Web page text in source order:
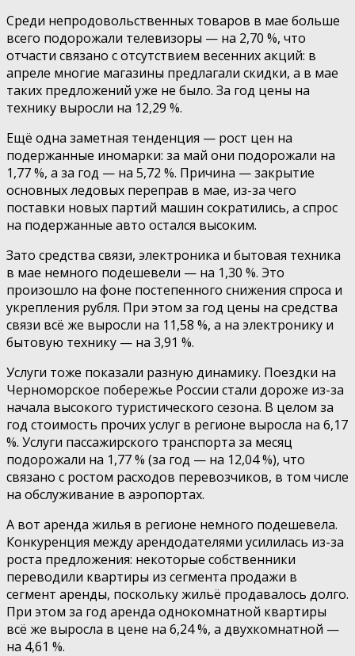
Среди непродовольственных товаров в мае больше
всего подорожали телевизоры — на 2,70 %, что
отчасти связано с отсутствием весенних акций: в
апреле многие магазины предлагали скидки, а в мае
таких предложений уже не было. За год цены на
технику выросли на 12,29 %.
Ещё одна заметная тенденция — рост цен на
подержанные иномарки: за май они подорожали на
1,77 %, а за год — на 5,72 %. Причина — закрытие
основных ледовых переправ в мае, из-за чего
поставки новых партий машин сократились, а спрос
на подержанные авто остался высоким.
Зато средства связи, электроника и бытовая техника
в мае немного подешевели — на 1,30 %. Это
произошло на фоне постепенного снижения спроса и
укрепления рубля. При этом за год цены на средства
связи всё же выросли на 11,58 %, а на электронику и
бытовую технику — на 3,91 %.
Услуги тоже показали разную динамику. Поездки на
Черноморское побережье России стали дороже из-за
начала высокого туристического сезона. В целом за
год стоимость прочих услуг в регионе выросла на 6,17
%. Услуги пассажирского транспорта за месяц
подорожали на 1,77 % (за год — на 12,04 %), что
связано с ростом расходов перевозчиков, в том числе
на обслуживание в аэропортах.
А вот аренда жилья в регионе немного подешевела.
Конкуренция между арендодателями усилилась из-за
роста предложения: некоторые собственники
переводили квартиры из сегмента продажи в
сегмент аренды, поскольку жильё продавалось долго.
При этом за год аренда однокомнатной квартиры
всё же выросла в цене на 6,24 %, а двухкомнатной —
на 4,61 %.